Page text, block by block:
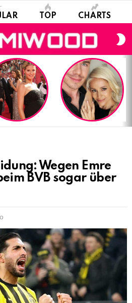
TOP CHARTS
Wegen Emre
BVB sogar über